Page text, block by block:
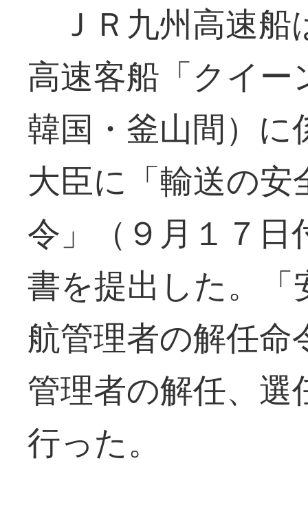
ＪＲ九州高速船
高速客船「クイ
韓国・釜山間）に
大臣に「輸送の
令」（９月１７日
書を提出した。「
航管理者の解任命
管理者の解任、
行った。